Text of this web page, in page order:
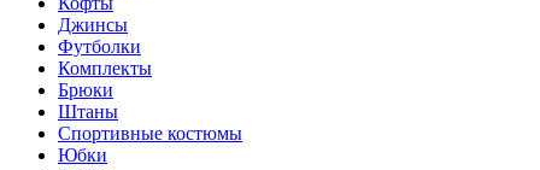
Джинсы
Футболки
Комплекты
Брюки
Штаны
Спортивные костюмы
Юбки